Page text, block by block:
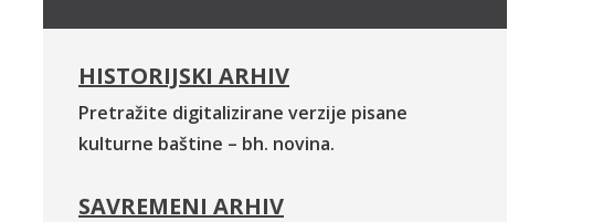
HISTORIJSKI ARHIV
Pretražite digitalizirane verzije pisane
kulturne baštine – bh. novina.
SAVREMENI ARHIV